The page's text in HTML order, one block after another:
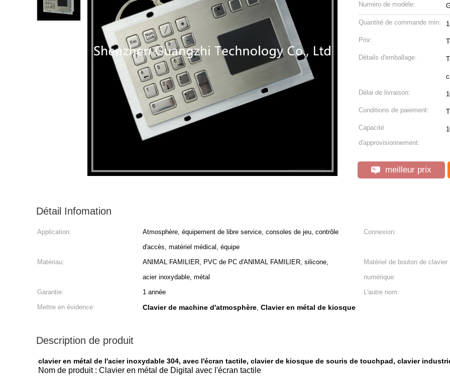
Numéro de modèle:
Quantité de commande min:
Prix:
Détails d'emballage:
Délai de livraison:
Conditions de paiement:
Capacité
d'approvisionnement:
meilleur prix
Détail Infomation
Application:
Atmosphère, équipement de libre service, consoles de jeu, contrôle
d'accès, matériel médical, équipe
Connexion:
Matériau:
ANIMAL FAMILIER, PVC de PC d'ANIMAL FAMILIER, silicone,
acier inoxydable, métal
Matériel de bouton de clavier
numérique:
Garantie:
1 année
L'autre nom:
Mettre en évidence:
Clavier de machine d'atmosphère, Clavier en métal de kiosque
Description de produit
clavier en métal de l'acier inoxydable 304, avec l'écran tactile, clavier de kiosque de souris de touchpad, clavier
Nom de produit : Clavier en métal de Digital avec l'écran tactile